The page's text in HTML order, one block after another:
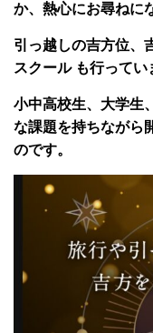
か、熱心にお尋ねに
引っ越しの吉方位、
スクール も行ってい
小中高校生、大学生
な課題を持ちながら
のです。